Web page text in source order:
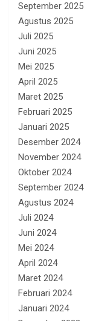
September 2025
Agustus 2025
Juli 2025
Juni 2025
Mei 2025
April 2025
Maret 2025
Februari 2025
Januari 2025
Desember 2024
November 2024
Oktober 2024
September 2024
Agustus 2024
Juli 2024
Juni 2024
Mei 2024
April 2024
Maret 2024
Februari 2024
Januari 2024